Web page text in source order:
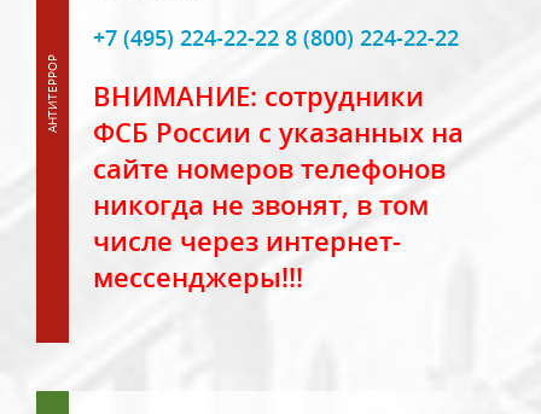
+7 (495) 224-22-22 8 (800) 224-22-22
ВНИМАНИЕ: сотрудники
ФСБ России с указанных на
сайте номеров телефонов
никогда не звонят, в том
числе через интернет-
мессенджеры!!!